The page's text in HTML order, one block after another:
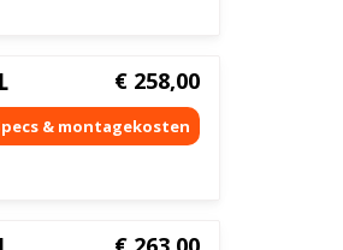
€ 258,00